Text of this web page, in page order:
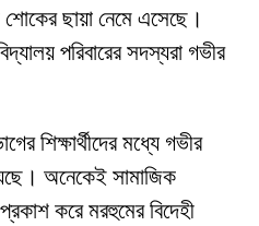
শোকের ছায়া নেমে এসেছে।
পরিবারের সদস্যরা গভীর
শিক্ষার্থীদের মধ্যে গভীর
অনেকেই সামাজিক
করে মরহুমের বিদেহী